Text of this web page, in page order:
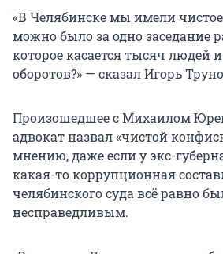
«В Челябинске мы имели чистое
можно было за одно заседание
которое касается тысяч людей
оборотов?» — сказал Игорь
Произошедшее с Михаилом
адвокат назвал «чистой
мнению, даже если у экс-
какая-то коррупционная
челябинского суда всё равно
несправедливым.